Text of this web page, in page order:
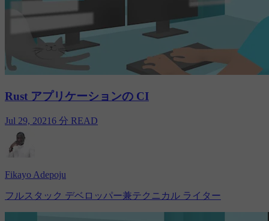
Rust アプリケーションの CI
Jul 29, 20216 分 READ
Fikayo Adepoju
フルスタック デベロッパー兼テクニカル ライター